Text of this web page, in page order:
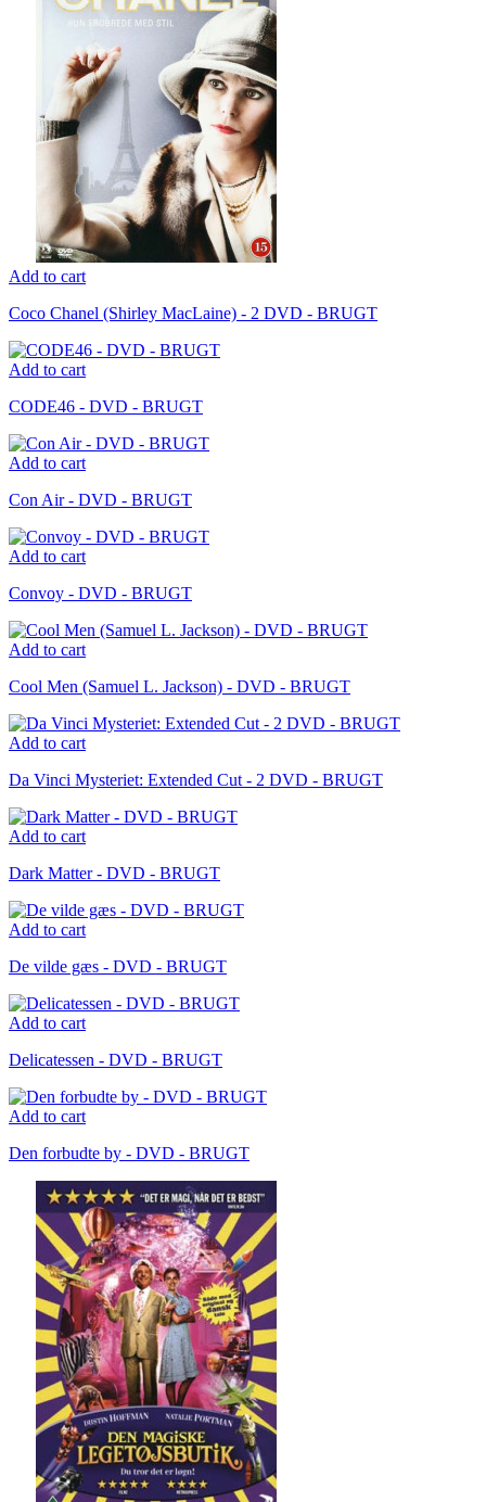
Add to cart
Coco Chanel (Shirley MacLaine) - 2 DVD - BRUGT
Add to cart
CODE46 - DVD - BRUGT
Add to cart
Con Air - DVD - BRUGT
Add to cart
Convoy - DVD - BRUGT
Add to cart
Cool Men (Samuel L. Jackson) - DVD - BRUGT
Add to cart
Da Vinci Mysteriet: Extended Cut - 2 DVD - BRUGT
Add to cart
Dark Matter - DVD - BRUGT
Add to cart
De vilde gæs - DVD - BRUGT
Add to cart
Delicatessen - DVD - BRUGT
Add to cart
Den forbudte by - DVD - BRUGT